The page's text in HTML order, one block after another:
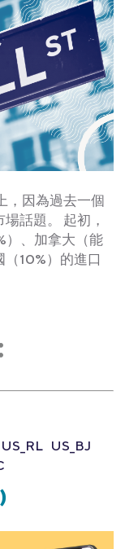
，因為過去一個
話題。 起初，
）、加拿大（能
10%）的進口
US_RL US_BJ